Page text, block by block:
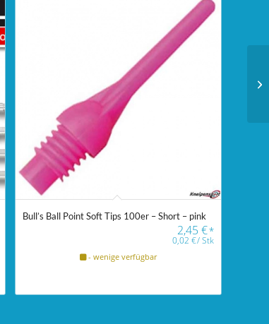
Bull’s Ball Point Soft Tips 100er – Short – pink
2,45€*
0,02 €/Stk
- wenige verfügbar